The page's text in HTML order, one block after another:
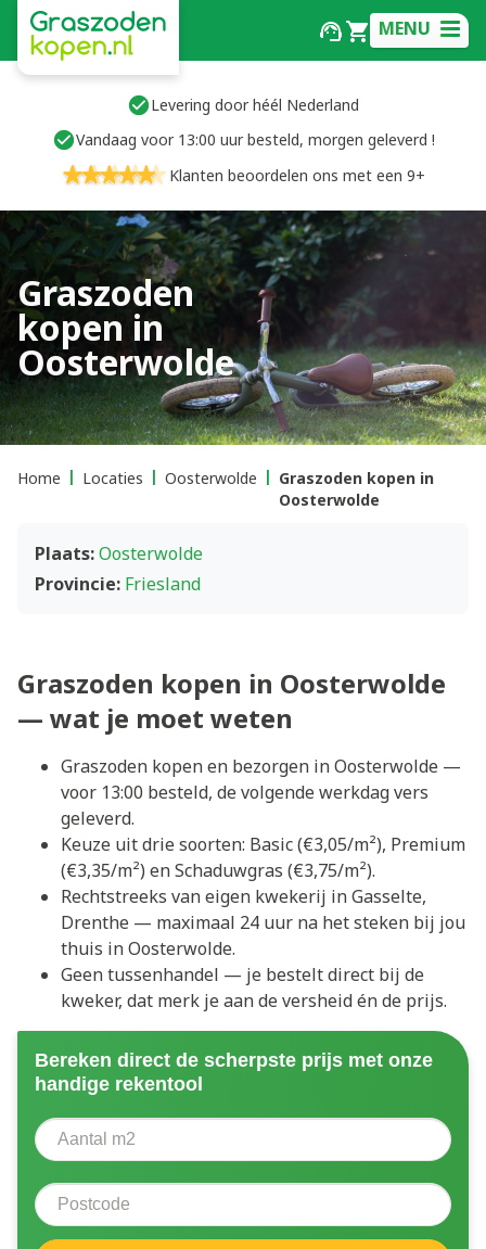
MENU
Levering door héél Nederland
Vandaag voor 13:00 uur besteld, morgen geleverd !
Klanten beoordelen ons met een 9+
Graszoden
kopen in
Oosterwolde
Home Locaties Oosterwolde
Graszoden kopen in
Oosterwolde
Plaats:Oosterwolde
Provincie: Friesland
Graszoden kopen in Oosterwolde
— wat je moet weten
Graszoden kopen en bezorgen in Oosterwolde —
voor 13:00 besteld, de volgende werkdag vers
geleverd.
Keuze uit drie soorten: Basic (€3,05/m²), Premium
(€3,35/m²) en Schaduwgras (€3,75/m²).
Rechtstreeks van eigen kwekerij in Gasselte,
Drenthe — maximaal 24 uur na het steken bij jou
thuis in Oosterwolde.
Geen tussenhandel — je bestelt direct bij de
kweker, dat merk je aan de versheid én de prijs.
Bereken direct de scherpste prijs met onze
handige rekentool
Aantal vierkante meter
Postcode